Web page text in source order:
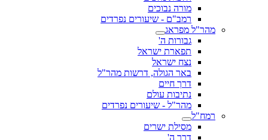
מורה נבוכים
רמב"ם - שיעורים נפרדים
מהר"ל מפראג
גבורות ה'
תפארת ישראל
נצח ישראל
באר הגולה, דרשות מהר"ל
דרך חיים
נתיבות עולם
מהר"ל - שיעורים נפרדים
רמח"ל
מסילת ישרים
דרך ה'